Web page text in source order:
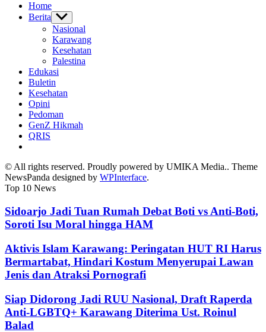
Home
Berita Show
sub
menu
Nasional
Karawang
Kesehatan
Palestina
Edukasi
Buletin
Kesehatan
Opini
Pedoman
GenZ Hikmah
QRIS
© All rights reserved. Proudly powered by UMIKA Media.. Theme
NewsPanda designed by WPInterface.
Top 10 News
Sidoarjo Jadi Tuan Rumah Debat Boti vs Anti-Boti,
Soroti Isu Moral hingga HAM
Aktivis Islam Karawang: Peringatan HUT RI Harus
Bermartabat, Hindari Kostum Menyerupai Lawan
Jenis dan Atraksi Pornografi
Siap Didorong Jadi RUU Nasional, Draft Raperda
Anti-LGBTQ+ Karawang Diterima Ust. Roinul
Balad